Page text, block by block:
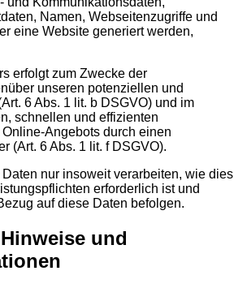
Namen, Webseitenzugriffe und
eine Website generiert werden,
erfolgt zum Zwecke der
unseren potenziellen und
6 Abs. 1 lit. b DSGVO) und im
schnellen und effizienten
Angebots durch einen
(Art. 6 Abs. 1 lit. f DSGVO).
nur insoweit verarbeiten, wie dies
erforderlich ist und
auf diese Daten befolgen.
und